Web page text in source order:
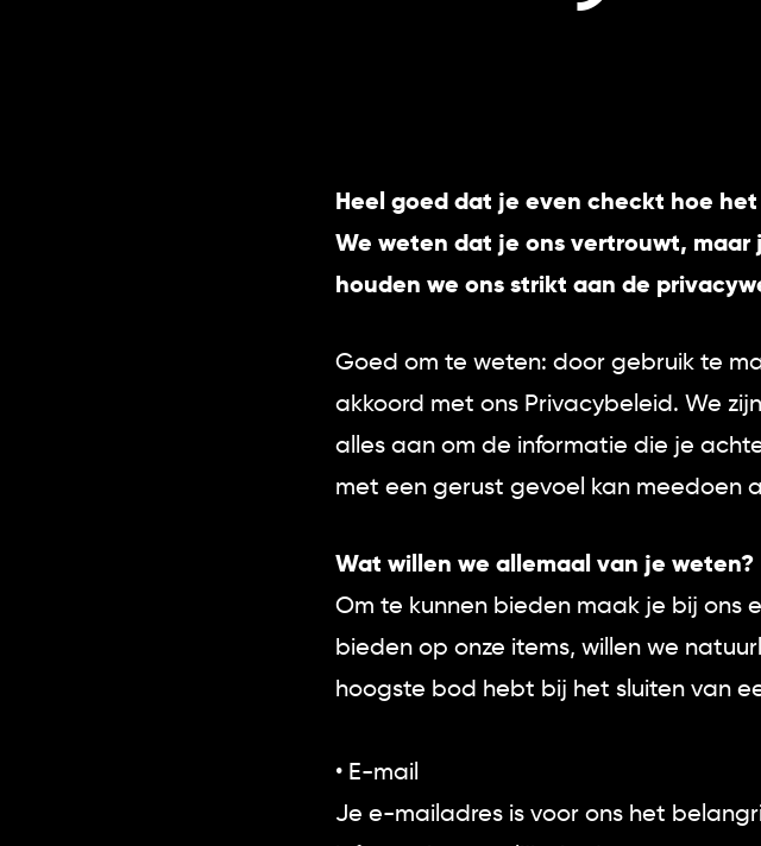
Heel goed dat je even checkt hoe
We weten dat je ons vertrouwt, maar
houden we ons strikt aan de
Goed om te weten: door gebruik te
akkoord met ons Privacybeleid. We
alles aan om de informatie die je
met een gerust gevoel kan meedoen
Wat willen we allemaal van je weten?
Om te kunnen bieden maak je bij ons
bieden op onze items, willen we
hoogste bod hebt bij het sluiten van
• E-mail
Je e-mailadres is voor ons het